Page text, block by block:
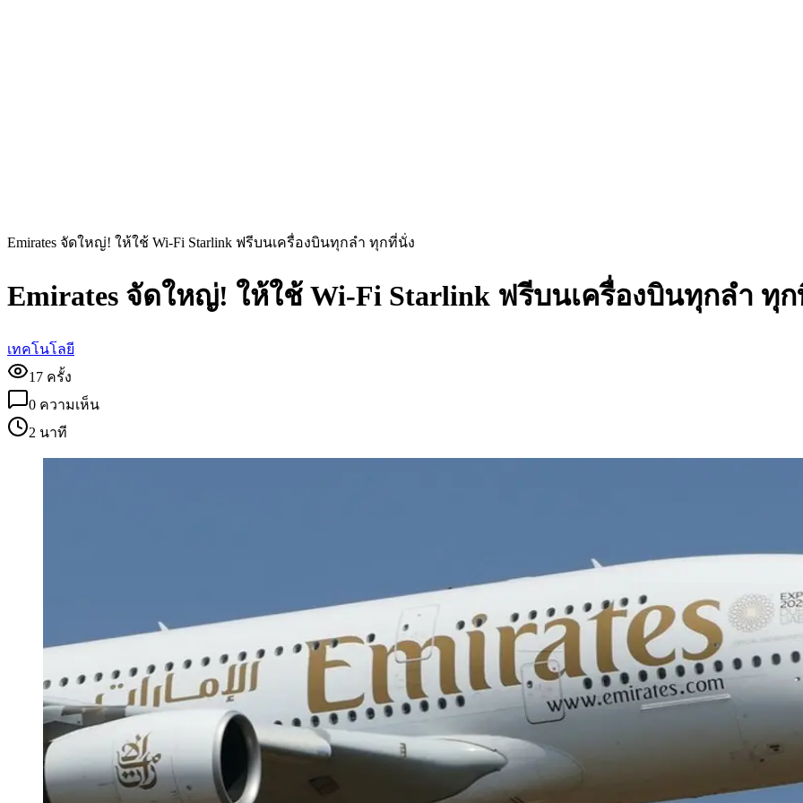
Emirates จัดใหญ่! ให้ใช้ Wi-Fi Starlink ฟรีบนเครื่องบินทุกลำ ทุกที่นั่ง
Emirates จัดใหญ่! ให้ใช้ Wi-Fi Starlink ฟรีบนเครื่องบินทุกลำ ทุ
เทคโนโลยี
17 ครั้ง
0 ความเห็น
2 นาที